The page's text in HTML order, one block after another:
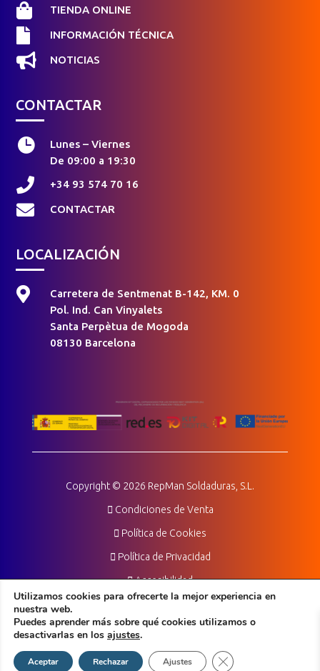
 TIENDA ONLINE
 INFORMACIÓN TÉCNICA
 NOTICIAS
CONTACTAR

Lunes – Viernes
De 09:00 a 19:30
 +34 93 574 70 16
 CONTACTAR
LOCALIZACIÓN

Carretera de Sentmenat B-142, KM. 0
Pol. Ind. Can Vinyalets
Santa Perpètua de Mogoda
08130 Barcelona
Copyright © 2026 RepMan Soldaduras, S.L.
Condiciones de Venta
Política de Cookies
Política de Privacidad
Accesibilidad
Powered by:
diseñador web freelance
calderas de gas
Utilizamos cookies para ofrecerte la mejor experiencia en
nuestra web.
Puedes aprender más sobre qué cookies utilizamos o
desactivarlas en los ajustes.
Aceptar Rechazar Ajustes Cerrar el banner de